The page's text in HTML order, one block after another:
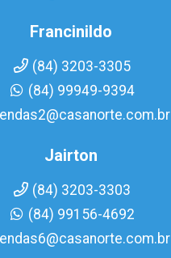
Francinildo
(84) 3203-3305
(84) 99949-9394
Jairton
(84) 3203-3303
(84) 99156-4692